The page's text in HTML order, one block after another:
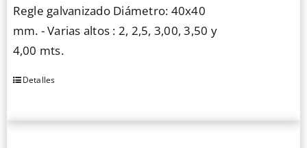
Regle galvanizado Diámetro: 40x40
mm. - Varias altos : 2, 2,5, 3,00, 3,50 y
4,00 mts.
Este
tiene
Detalles